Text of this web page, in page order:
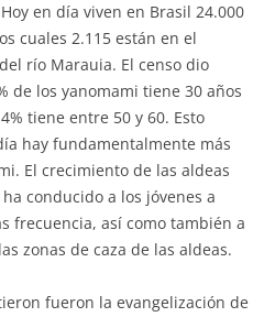
en día viven en Brasil 24.000
cuales 2.115 están en el
río Marauia. El censo dio
de los yanomami tiene 30 años
tiene entre 50 y 60. Esto
hay fundamentalmente más
El crecimiento de las aldeas
conducido a los jóvenes a
frecuencia, así como también a
zonas de caza de las aldeas.
fueron la evangelización de